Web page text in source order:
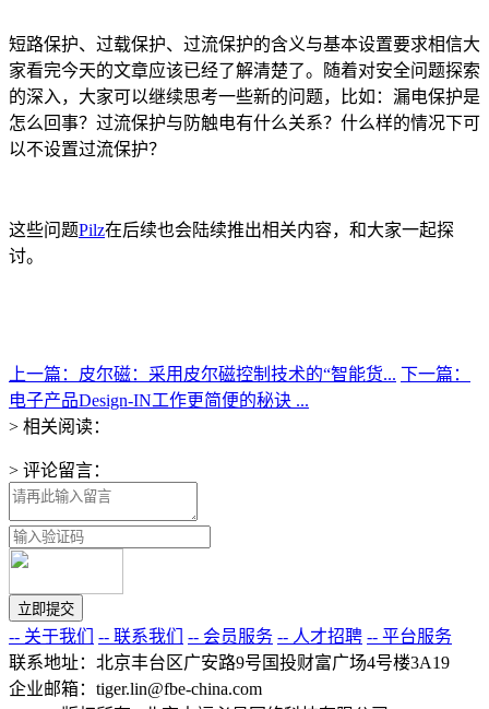
短路保护、过载保护、过流保护的含义与基本设置要求相信大
家看完今天的文章应该已经了解清楚了。随着对安全问题探索
的深入，大家可以继续思考一些新的问题，比如：漏电保护是
怎么回事？过流保护与防触电有什么关系？什么样的情况下可
以不设置过流保护？
这些问题Pilz在后续也会陆续推出相关内容，和大家一起探
讨。
上一篇：皮尔磁：采用皮尔磁控制技术的“智能货... 下一篇：
电子产品Design-IN工作更简便的秘诀 ...
> 相关阅读：
> 评论留言：
-- 关于我们 -- 联系我们 -- 会员服务 -- 人才招聘 -- 平台服务
联系地址：北京丰台区广安路9号国投财富广场4号楼3A19
企业邮箱：tiger.lin@fbe-china.com